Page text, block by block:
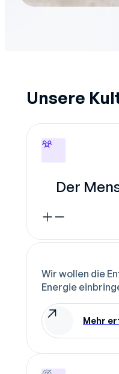
Unsere
Der
Wir wollen die
Energie
Mehr